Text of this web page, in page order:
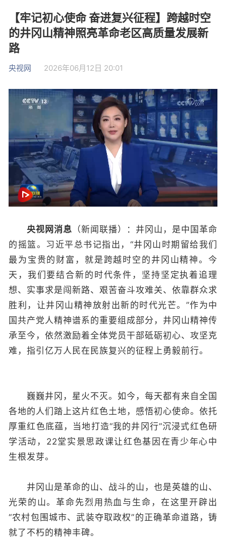
【牢记初心使命 奋进复兴征程】跨越时空
的井冈山精神照亮革命老区高质量发展新
路
央视网 2026年06月12日 20:01
央视网消息 （新闻联播）：井冈山，是中国革命
的摇篮。习近平总书记指出，“井冈山时期留给我们
最为宝贵的财富，就是跨越时空的井冈山精神。今
天，我们要结合新的时代条件，坚持坚定执着追理
想、实事求是闯新路、艰苦奋斗攻难关、依靠群众求
胜利，让井冈山精神放射出新的时代光芒。”作为中
国共产党人精神谱系的重要组成部分，井冈山精神传
承至今，依然激励着全体党员干部砥砺初心、攻坚克
难，指引亿万人民在民族复兴的征程上勇毅前行。
巍巍井冈，星火不灭。如今，每天都有来自全国
各地的人们踏上这片红色土地，感悟初心使命。依托
厚重红色底蕴，当地打造“我的井冈行”沉浸式红色研
学活动，22堂实景思政课让红色基因在青少年心中
生根发芽。
井冈山是革命的山、战斗的山，也是英雄的山、
光荣的山。革命先烈用热血与生命，在这里开辟出
“农村包围城市、武装夺取政权”的正确革命道路，铸
就了不朽的精神丰碑。